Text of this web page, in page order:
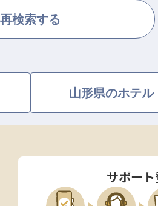
再検索する
山形県のホテ
サポー